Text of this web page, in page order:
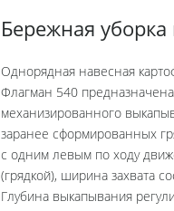
Бережная уборка
Однорядная навесная
Флагман 540
механизированного
заранее сформированных
с одним левым по ходу
(грядкой), ширина захвата
Глубина выкапывания